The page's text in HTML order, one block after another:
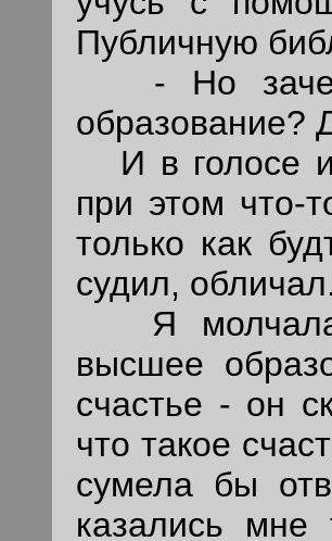
Публичную
- Но
образование?
И в голосе
при этом что-
только как
судил,
Я молчала.
высшее
счастье - он
что такое
сумела бы
казались мне